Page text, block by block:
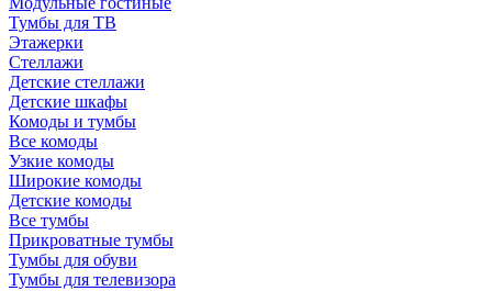
Тумбы для ТВ
Этажерки
Стеллажи
Детские стеллажи
Детские шкафы
Комоды и тумбы
Все комоды
Узкие комоды
Широкие комоды
Детские комоды
Все тумбы
Прикроватные тумбы
Тумбы для обуви
Тумбы для телевизора